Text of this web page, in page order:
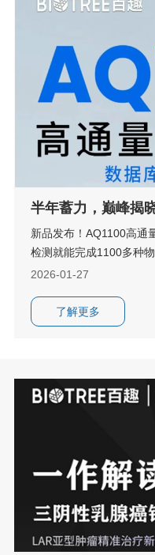
半年蓄力，巅峰揭
新品发布！AQ1100高通
检测就能完成1100多种
出率平均提升40%以上。
度解锁AQ1100的硬核实
2026-01-27
了解更多